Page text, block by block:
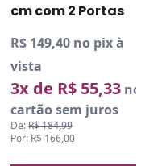
cm com 2 Portas
R$ 149,40 no pix à
vista
3x de R$ 55,33no
cartão sem juros
De:R$ 184,99
Por: R$ 166,00